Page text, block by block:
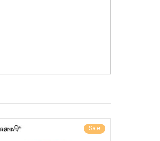
Sale